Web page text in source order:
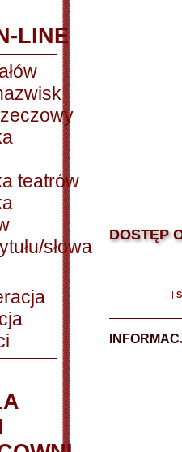
LINE
teatrów
słowa
DOSTĘP
|